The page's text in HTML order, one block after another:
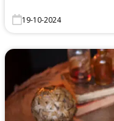
19-10-2024